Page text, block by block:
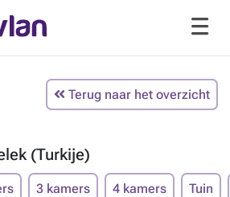
Terug naar het overzicht
(Turkije)
3 kamers 4 kamers Tuin